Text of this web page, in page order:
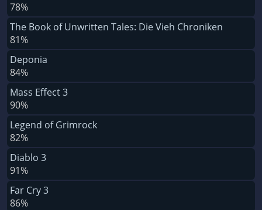
78%
The Book of Unwritten Tales: Die Vieh Chroniken
81%
Deponia
84%
Mass Effect 3
90%
Legend of Grimrock
82%
Diablo 3
91%
Far Cry 3
86%